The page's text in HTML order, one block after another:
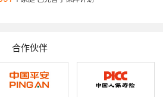
合作伙伴